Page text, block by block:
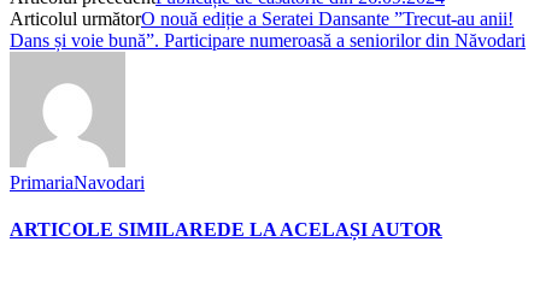
Articolul următorO nouă ediție a Seratei Dansante ”Trecut-au anii!
Dans și voie bună”. Participare numeroasă a seniorilor din Năvodari
PrimariaNavodari
ARTICOLE SIMILAREDE LA ACELAȘI AUTOR